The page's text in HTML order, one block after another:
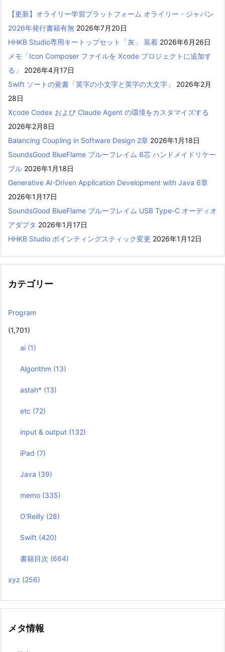
【更新】オライリー学習プラットフォーム オライリー・ジャパン
2026年発行書籍有無 2026年7月20日
HHKB Studio専用キートップセット「灰」 装着 2026年6月26日
メモ「Icon Composer ファイルを Xcode プロジェクトに追加す
る」
2026年4月17日
Swift ソートの覚書「英字の小文字と英字の大文字」
2026年2月
28日
Xcode Codex および Claude Agent の環境をカスタマイズする
2026年2月8日
Balancing Coupling in Software Design 2章 2026年1月18日
SoundsGood BlueFlame ブルーフレイム 8芯 ハンドメイドリケー
ブル 2026年1月18日
Generative AI-Driven Application Development with Java 6章
2026年1月17日
SoundsGood BlueFlame ブルーフレイム USB Type-C オーディオ
アダプタ 2026年1月17日
HHKB Studio ポインティングスティック変更 2026年1月12日
カテゴリー
Program
(1,701)
ai (1)
Algorithm (13)
astah* (13)
etc (72)
input & output (132)
iPad (7)
Java (39)
memo (335)
O’Reilly (28)
Swift (420)
書籍目次 (664)
xyz (256)
メタ情報